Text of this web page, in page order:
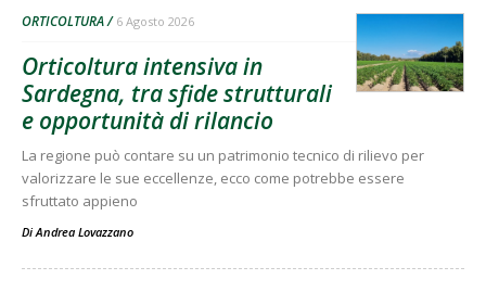
ORTICOLTURA 6 Agosto 2026
Orticoltura intensiva in
Sardegna, tra sfide strutturali
e opportunità di rilancio
La regione può contare su un patrimonio tecnico di rilievo per
valorizzare le sue eccellenze, ecco come potrebbe essere
sfruttato appieno
Di Andrea Lovazzano